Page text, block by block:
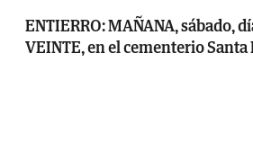
ENTIERRO: MAÑANA, sábado,
VEINTE, en el cementerio Santa